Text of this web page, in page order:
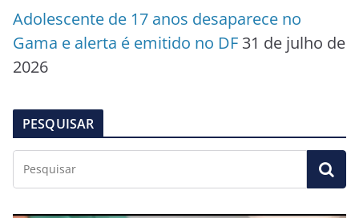
Adolescente de 17 anos desaparece no
Gama e alerta é emitido no DF 31 de julho de
2026
PESQUISAR